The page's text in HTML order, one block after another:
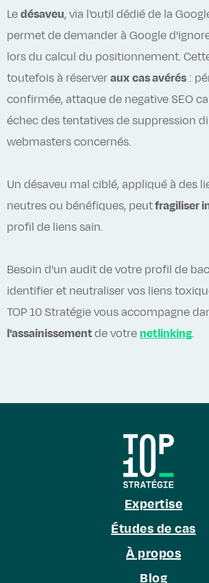
Le désaveu, via l'outil dédié de la
permet de demander à Google
lors du calcul du positionnement.
toutefois à réserver aux cas avérés :
confirmée, attaque de negative SEO
échec des tentatives de suppression
webmasters concernés.
Un désaveu mal ciblé, appliqué à des
neutres ou bénéfiques, peutfragiliser
profil de liens sain.
Besoin d'un audit de votre profil de
identifier et neutraliser vos liens
TOP 10 Stratégie vous accompagne
l'assainissement de votre netlinking.
Expertise
Études de cas
À propos
Blog